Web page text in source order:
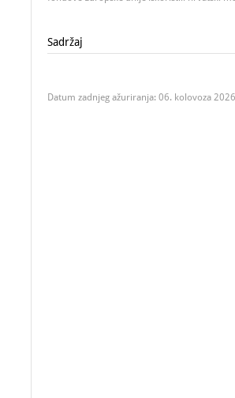
Sadržaj
Datum zadnjeg ažuriranja: 06. kolovoza